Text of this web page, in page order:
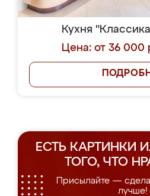
Кухня
Цена: от 36 000
ЕСТЬ КАРТИНКИ
ТОГО, ЧТО
Присылайте —
лучше!